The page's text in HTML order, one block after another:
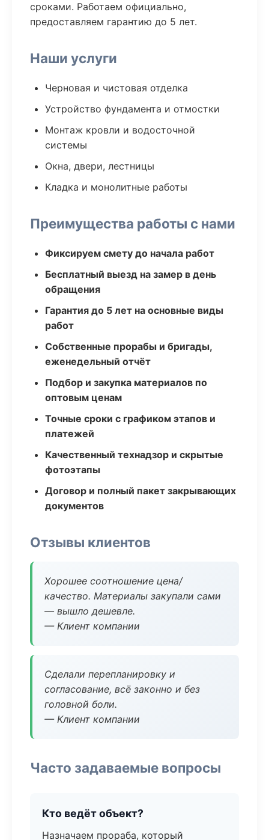
сроками. Работаем официально,
предоставляем гарантию до 5 лет.
Наши услуги
Черновая и чистовая отделка
Устройство фундамента и отмостки
Монтаж кровли и водосточной
системы
Окна, двери, лестницы
Кладка и монолитные работы
Преимущества работы с нами
Фиксируем смету до начала работ
Бесплатный выезд на замер в день
обращения
Гарантия до 5 лет на основные виды
работ
Собственные прорабы и бригады,
еженедельный отчёт
Подбор и закупка материалов по
оптовым ценам
Точные сроки с графиком этапов и
платежей
Качественный технадзор и скрытые
фотоэтапы
Договор и полный пакет закрывающих
документов
Отзывы клиентов
Хорошее соотношение цена/
качество. Материалы закупали сами
— вышло дешевле.
— Клиент компании
Сделали перепланировку и
согласование, всё законно и без
головной боли.
— Клиент компании
Часто задаваемые вопросы
Кто ведёт объект?
Назначаем прораба, который